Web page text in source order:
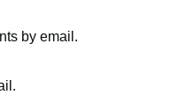
by email.